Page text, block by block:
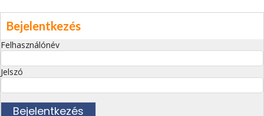
Bejelentkezés
Felhasználónév
Jelszó